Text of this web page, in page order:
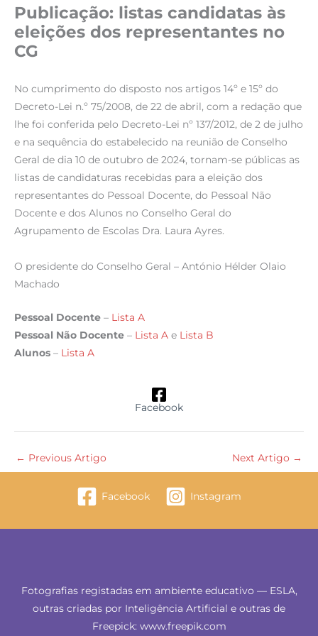
Publicação: listas candidatas às
eleições dos representantes no
CG
No cumprimento do disposto nos artigos 14º e 15º do
Decreto-Lei n.º 75/2008, de 22 de abril, com a redação que
lhe foi conferida pelo Decreto-Lei nº 137/2012, de 2 de julho
e na sequência do estabelecido na reunião de Conselho
Geral de dia 10 de outubro de 2024, tornam-se públicas as
listas de candidaturas recebidas para a eleição dos
representantes do Pessoal Docente, do Pessoal Não
Docente e dos Alunos no Conselho Geral do
Agrupamento de Escolas Dra. Laura Ayres.
O presidente do Conselho Geral – António Hélder Olaio
Machado
Pessoal Docente – Lista A
Pessoal Não Docente – Lista A e Lista B
Alunos – Lista A
Facebook
← Previous Artigo Next Artigo →
Facebook Instagram
Fotografias registadas em ambiente educativo — ESLA,
outras criadas por Inteligência Artificial e outras de
Freepick: www.freepik.com